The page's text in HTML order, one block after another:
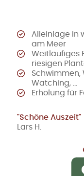
Alleinlage in
am Meer
Weitläufiges
riesigen
Schwimmen,
Watching, ...
Erholung für
"Schöne Auszeit"
Lars H.